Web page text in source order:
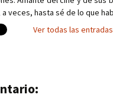
veces, hasta sé de lo que
Ver todas las
de entradas